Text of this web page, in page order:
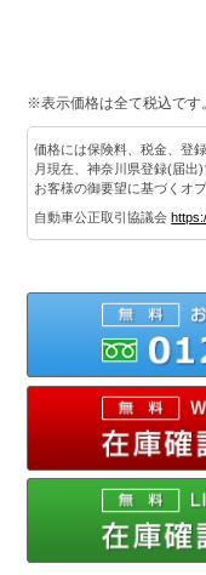
※表示価格は全て税込です
価格には保険料、税金、登
月現在、神奈川県登録(届出
お客様の御要望に基づくオ
自動車公正取引協議会